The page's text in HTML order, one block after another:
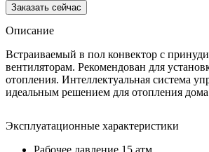
Заказать сейчас
Описание
Встраиваемый в пол конвектор с
вентиляторам. Рекомендован для
отопления. Интеллектуальная система
идеальным решением для отопления
Эксплуатационные характеристики
Рабочее давление 15 атм